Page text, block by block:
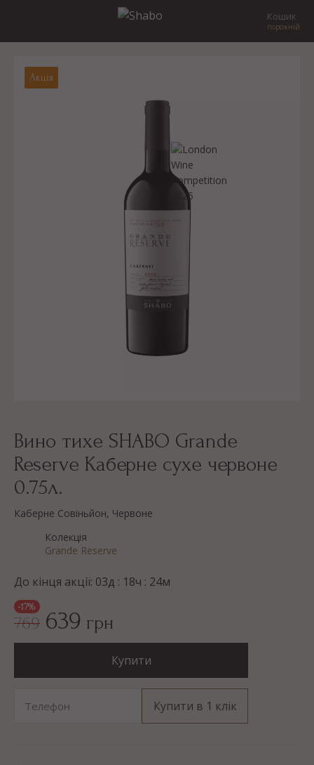
Кошик
порожній
Акція
Вино тихе SHABO Grande
Reserve Каберне сухе червоне
0.75л.
Каберне Совіньйон, Червоне
Колекція
Grande Reserve
До кінця акції: 03д : 18ч : 24м
-17%
769 639 грн
Купити
Телефон Купити в 1 клік